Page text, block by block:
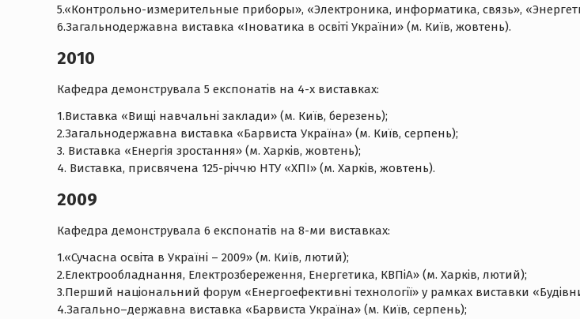
5.«Контрольно-измерительные приборы», «Электроника, информатика, связь»,
6.Загальнодержавна виставка «Іноватика в освіті України» (м. Київ, жовтень).
2010
Кафедра демонструвала 5 експонатів на 4-х виставках:
1.Виставка «Вищі навчальні заклади» (м. Київ, березень);
2.Загальнодержавна виставка «Барвиста Україна» (м. Київ, серпень);
3. Виставка «Енергія зростання» (м. Харків, жовтень);
4. Виставка, присвячена 125-річчю НТУ «ХПІ» (м. Харків, жовтень).
2009
Кафедра демонструвала 6 експонатів на 8-ми виставках:
1.«Сучасна освіта в Україні – 2009» (м. Київ, лютий);
2.Електрообладнання, Електрозбереження, Енергетика, КВПіА» (м. Харків, лютий);
3.Перший національний форум «Енергоефективні технології» у рамках виставки
4.Загально–державна виставка «Барвиста Україна» (м. Київ, серпень);